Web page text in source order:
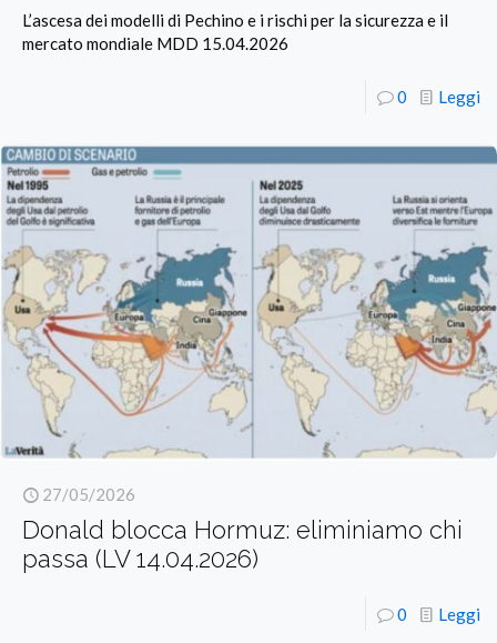
L’ascesa dei modelli di Pechino e i rischi per la sicurezza e il
mercato mondiale MDD 15.04.2026
0 Leggi
27/05/2026
Donald blocca Hormuz: eliminiamo chi
passa (LV 14.04.2026)
0 Leggi